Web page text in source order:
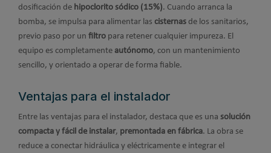
dosificación de hipoclorito sódico (15%). Cuando arranca la
bomba, se impulsa para alimentar las cisternas de los sanitarios,
previo paso por un filtro para retener cualquier impureza. El
equipo es completamente autónomo, con un mantenimiento
sencillo, y orientado a operar de forma fiable.
Ventajas para el instalador
Entre las ventajas para el instalador, destaca que es una solución
compacta y fácil de instalar, premontada en fábrica. La obra se
reduce a conectar hidráulica y eléctricamente e integrar el